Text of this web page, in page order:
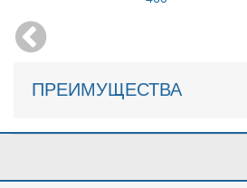
ПРЕИМУЩЕСТВА